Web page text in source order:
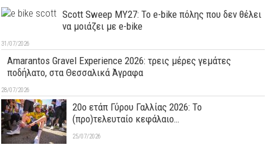
Scott Sweep MY27: Το e-bike πόλης που δεν θέλει
να μοιάζει με e-bike
31/07/2026
Amarantos Gravel Experience 2026: τρεις μέρες γεμάτες
ποδήλατο, στα Θεσσαλικά Άγραφα
28/07/2026
20ο ετάπ Γύρου Γαλλίας 2026: Το
(προ)τελευταίο κεφάλαιο…
25/07/2026